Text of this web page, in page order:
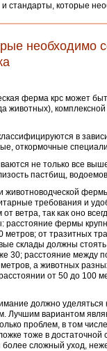
стандарты, которые
необходимо
ферма крс может
животных),
в
откормочные
не только все
пастбищ,
требования и
ветра, так как оно
фермы
от тразитных
склады должны
30; расстояние между
а животных
от 50 до 100
должно уделяться
Лучшим вариантом
проблем, в том
тоже в
более сложный уход,